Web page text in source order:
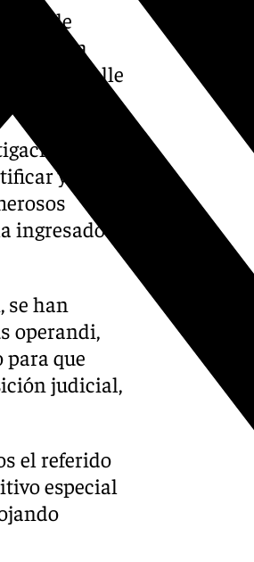
la calle
la misma
en la calle
de
y
ingresado
se han
operandi,
que
judicial,
el referido
especial